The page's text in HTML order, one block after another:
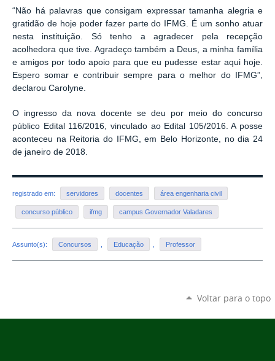
“Não há palavras que consigam expressar tamanha alegria e
gratidão de hoje poder fazer parte do IFMG. É um sonho atuar
nesta instituição. Só tenho a agradecer pela recepção
acolhedora que tive. Agradeço também a Deus, a minha família
e amigos por todo apoio para que eu pudesse estar aqui hoje.
Espero somar e contribuir sempre para o melhor do IFMG”,
declarou Carolyne.
O ingresso da nova docente se deu por meio do concurso
público Edital 116/2016, vinculado ao Edital 105/2016. A posse
aconteceu na Reitoria do IFMG, em Belo Horizonte, no dia 24
de janeiro de 2018.
registrado em: servidores docentes área engenharia civil
concurso público ifmg campus Governador Valadares
Assunto(s): Concursos Educação Professor
Voltar para o topo